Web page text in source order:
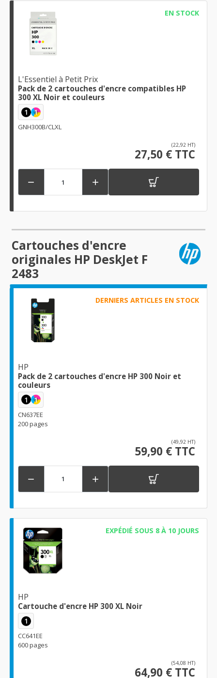
EN STOCK
L'Essentiel à Petit Prix
Pack de 2 cartouches d'encre compatibles HP
300 XL Noir et couleurs
1 1
GNH300B/CLXL
(22,92 HT)
27,50 € TTC
 
Cartouches d'encre
originales HP DeskJet F
2483
DERNIERS ARTICLES EN STOCK
HP
Pack de 2 cartouches d'encre HP 300 Noir et
couleurs
1 1
CN637EE
200 pages
(49,92 HT)
59,90 € TTC
 
EXPÉDIÉ SOUS 8 À 10 JOURS
HP
Cartouche d'encre HP 300 XL Noir
1
CC641EE
600 pages
(54,08 HT)
64,90 € TTC